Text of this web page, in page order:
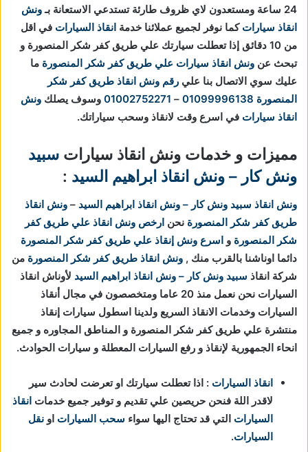
24 ساعة ومستعدون لاي ظروف طارئة تستدعي الاستعانة بـ
ونش
انقاذ سيارات كما نوفر لجميع عملائنا خدمة انقاذ السيارات في اقل
من 10 دقائق
إذا تعطلت سيارتك علي طريق كفر شكر المنصورة و
تبحث عن ونش انقاذ سيارات علي طريق كفر شكر المنصورة ما
عليك سوي الاتصال بنا علي رقم ونش انقاذ طريق كفر شكر
المنصورة 01099996138
–
01002752271 وسوف يصلك ونش
انقاذ سيارات في اسرع وقت لانقاذ وسحب سياراتك.
مميزات و خدمات ونش انقاذ سيارات سبيد
ونش كار – ونش انقاذ ابراهيم السيد :
ونش انقاذ سبيد ونش كار – ونش انقاذ ابراهيم السيد – ونش انقاذ
طريق كفر شكر المنصورة نحن ارخص ونش انقاذ علي طريق كفر
شكر المنصورة و اسرع ونش إنقاذ علي طريق كفر شكر المنصورة
دائما اوناشنا بالقرب منك , ونش انقاذ طريق كفر شكر المنصورة من
شركة انقاذ سبيد ونش كار – ونش انقاذ ابراهيم السيد لأوناش انقاذ
السيارات نحن نعمل منذ 20 عاما ومتخصصون في مجال أنقاذ
السيارات وخدمات الانقاذ السريع ولدينا اسطول سيارات إنقاذ
منتشرة علي طريق كفر شكر المنصورة و المناطق المجاوره و جميع
انحاء الجمهورية لإنقاذ و رفع السيارات المعطلة و سيارات الحوادث.
انقاذ السيارات : اذا تعطلت سيارتك او تعرضت لحادث سير
لاقدر اللة فنحن حريصين علي تقديم و توفير جميع خدمات انقاذ
السيارات التي قد تحتاج اليها سواء سحب السيارات او نقل
السيارات.